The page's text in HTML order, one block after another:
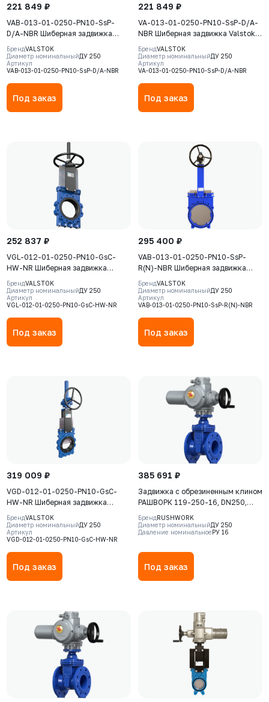
221 849 ₽
VAB-013-01-0250-PN10-SsP-
D/A-NBR Шиберная задвижка
Valstok, серия VAB, DN 0250,
PN=10 Бар, пневмопривод
двойного действия, корпус GJS-
400-15 (GGG40), нож AISI304,
NBR
БрендVALSTOK
Диаметр номинальныйДУ 250
Артикул
VAB-013-01-0250-PN10-SsP-D/A-NBR
Под заказ
221 849 ₽
VA-013-01-0250-PN10-SsP-D/A-
NBR Шиберная задвижка Valstok,
серия VА, DN 0250, PN=10 Бар,
пневмопривод двойного действия,
корпус GJS-400-15 (GGG40), нож
AISI304, седловое уплотнение
NBR
БрендVALSTOK
Диаметр номинальныйДУ 250
Артикул
VA-013-01-0250-PN10-SsP-D/A-NBR
Под заказ
252 837 ₽
VGL-012-01-0250-PN10-GsC-
HW-NR Шиберная задвижка
Valstok, серия VGL, DN0250, PN10,
штурвал, выдвижной шток, корпус
GJS-500-7 (GGG50), нож AISI304,
Rubber
БрендVALSTOK
Диаметр номинальныйДУ 250
Артикул
VGL-012-01-0250-PN10-GsC-HW-NR
Под заказ
295 400 ₽
VAB-013-01-0250-PN10-SsP-
R(N)-NBR Шиберная задвижка
Valstok, серия VAB, DN 0250,
PN=10 Бар, редуктор,
невыдвижной шток, корпус GJS-
400-15 (GGG40), нож AISI304,
седловое уплотнение NBR
БрендVALSTOK
Диаметр номинальныйДУ 250
Артикул
VAB-013-01-0250-PN10-SsP-R(N)-NBR
Под заказ
319 009 ₽
VGD-012-01-0250-PN10-GsC-
HW-NR Шиберная задвижка
Valstok, серия VGD, DN0250, PN10,
штурвал, выдвижной шток, корпус
GJS-500-7 (GGG50), нож AISI304,
Rubber
БрендVALSTOK
Диаметр номинальныйДУ 250
Артикул
VGD-012-01-0250-PN10-GsC-HW-NR
Под заказ
385 691 ₽
Задвижка с обрезиненным клином
РАШВОРК 119-250-16, DN250,
PN16, корпус - GJS-500-7
(GGG50), клин - GJS-500-7
(GGG50), уплотнение - EPDM, Ф/
Basic, 380В
БрендRUSHWORK
Диаметр номинальныйДУ 250
Давление номинальноеРУ 16
Под заказ